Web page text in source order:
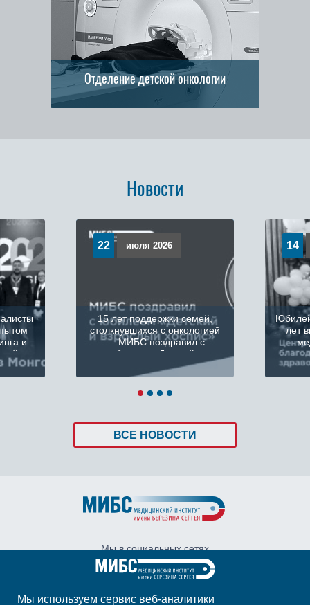
Отделение детской онкологии
Новости
и
22 июля 2026
15 лет поддержки семей,
столкнувшихся с онкологией
— МИБС поздравил с
юбилеем «Детский и
взрослый хоспис»
ЧИТАТЬ
14
лет
ВСЕ НОВОСТИ
Мы в социальных сетях
Мы используем сервис веб-аналитики